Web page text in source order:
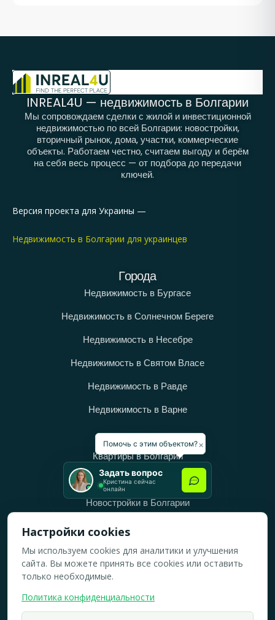
INREAL4U — недвижимость в Болгарии
Мы сопровождаем сделки с жилой и инвестиционной
недвижимостью по всей Болгарии: новостройки,
вторичный рынок, дома, участки, коммерческие
объекты. Работаем честно, считаем выгоду и берём
на себя весь процесс — от подбора до передачи
ключей.
Версия проекта для Украины —
Недвижимость в Болгарии для украинцев
Города
Недвижимость в Бургасе
Недвижимость в Солнечном Береге
Недвижимость в Несебре
Недвижимость в Святом Власе
Недвижимость в Равде
Недвижимость в Варне
Категории
Квартиры в Болгарии
Дома в Болгарии
Новостройки в Болгарии
Вторичное жильё в Болгарии
Рабочее время
ПН-ПТ: 10:00 — 18:00
ВС: Выходной
×
Помочь с этим объектом?
Задать вопрос
Кристина сейчас
онлайн
Настройки cookies
Мы используем cookies для аналитики и улучшения
сайта. Вы можете принять все cookies или оставить
только необходимые.
Политика конфиденциальности